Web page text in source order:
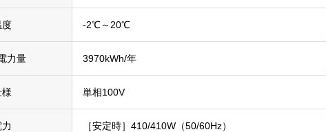
度 -2℃～20℃
力量 3970kWh/年
単相100V
［安定時］410/410W（50/60Hz）